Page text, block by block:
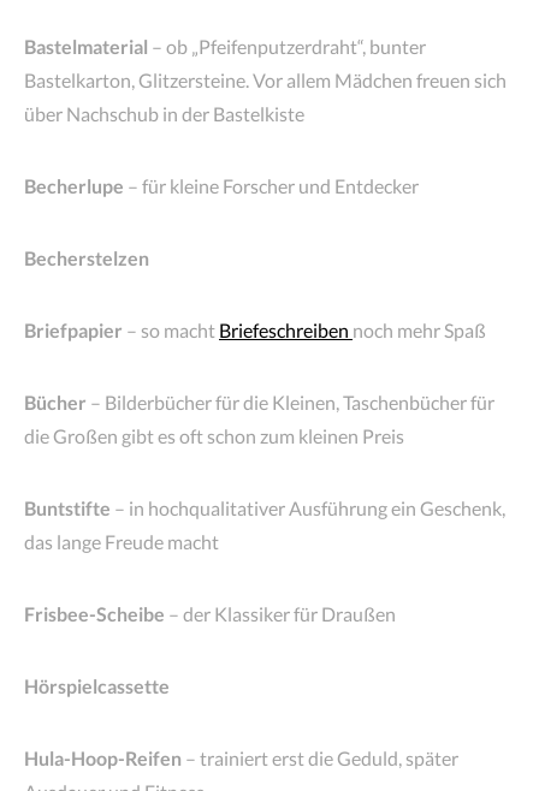
Bastelmaterial – ob „Pfeifenputzerdraht“, bunter
Bastelkarton, Glitzersteine. Vor allem Mädchen freuen sich
über Nachschub in der Bastelkiste
Becherlupe – für kleine Forscher und Entdecker
Becherstelzen
Briefpapier – so macht Briefeschreiben noch mehr Spaß
Bücher – Bilderbücher für die Kleinen, Taschenbücher für
die Großen gibt es oft schon zum kleinen Preis
Buntstifte – in hochqualitativer Ausführung ein Geschenk,
das lange Freude macht
Frisbee-Scheibe – der Klassiker für Draußen
Hörspielcassette
Hula-Hoop-Reifen – trainiert erst die Geduld, später